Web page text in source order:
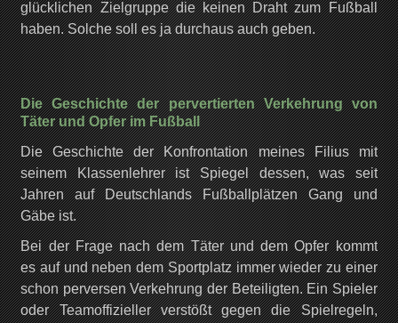
glücklichen Zielgruppe die keinen Draht zum Fußball
haben. Solche soll es ja durchaus auch geben.
Die Geschichte der pervertierten Verkehrung von
Täter und Opfer im Fußball
Die Geschichte der Konfrontation meines Filius mit
seinem Klassenlehrer ist Spiegel dessen, was seit
Jahren auf Deutschlands Fußballplätzen Gang und
Gäbe ist.
Bei der Frage nach dem Täter und dem Opfer kommt
es auf und neben dem Sportplatz immer wieder zu einer
schon perversen Verkehrung der Beteiligten. Ein Spieler
oder Teamoffizieller verstößt gegen die Spielregeln,